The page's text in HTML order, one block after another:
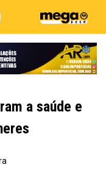
a saúde e